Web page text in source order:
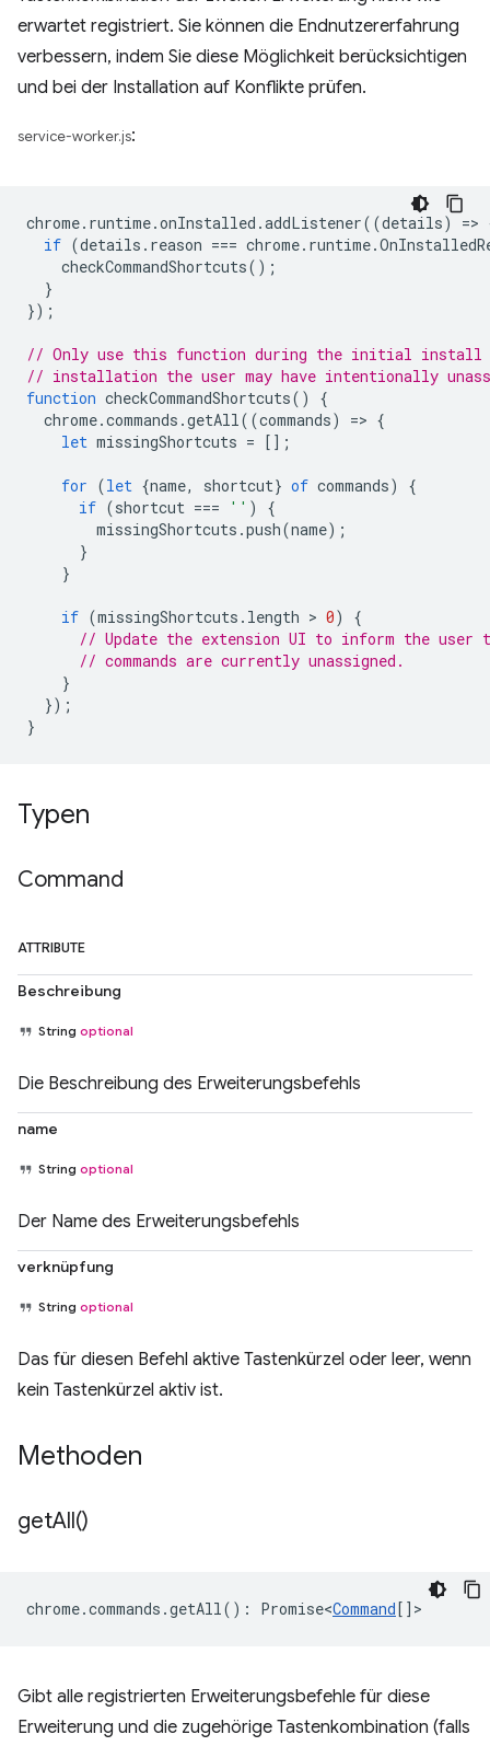
erwartet registriert. Sie können die Endnutzererfahrung
verbessern, indem Sie diese Möglichkeit berücksichtigen
und bei der Installation auf Konflikte prüfen.
service-worker.js:
chrome. runtime.onInstalled .addListener((details) =>
if (details . reason === chrome. runtime.
checkCommandShortcuts();
}
});
// Only use this function during the initial install
// installation the user may have intentionally
function checkCommandShortcuts()
{
chrome.commands .getAll((commands) => {
let missingShortcuts = [];
for (let {name, shortcut} of commands)
{
if (shortcut === '' )
{
missingShortcuts .push(name);
}
}
if (missingShortcuts . length > 0)
{
// Update the extension UI to inform the user
// commands are currently unassigned.
}
});
}
Typen
Command
ATTRIBUTE
Beschreibung
String optional
Die Beschreibung des Erweiterungsbefehls
name
String optional
Der Name des Erweiterungsbefehls
verknüpfung
String optional
Das für diesen Befehl aktive Tastenkürzel oder leer, wenn
kein Tastenkürzel aktiv ist.
Methoden
getAll()
chrome.commands .getAll() : Promise<Command[] >
Gibt alle registrierten Erweiterungsbefehle für diese
Erweiterung und die zugehörige Tastenkombination (falls